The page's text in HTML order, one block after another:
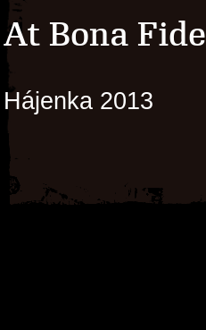
At Bona Fide
Hájenka 2013